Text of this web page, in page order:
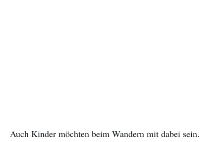
Auch Kinder möchten beim Wandern mit dabei sein.